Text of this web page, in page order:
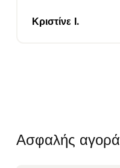
Κριστίνε Ι.
Ασφαλής αγορά